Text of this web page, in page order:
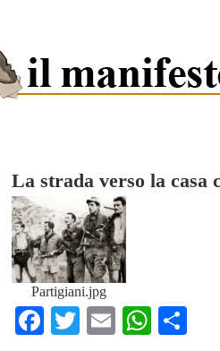
La strada verso la casa
Partigiani.jpg
Facebook
TwitterEmail